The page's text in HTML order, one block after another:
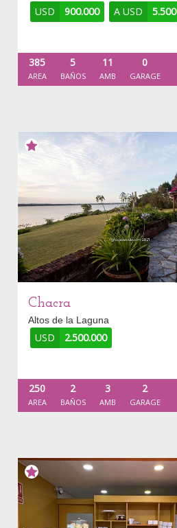
USD 900.000 A USD 5.500
385
AREA
5
BAÑOS
11
AMB
0
GARAGE
Chacra
Altos de la Laguna
USD 2.500.000
250
AREA
2
BAÑOS
3
AMB
2
GARAGE